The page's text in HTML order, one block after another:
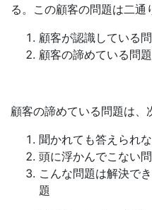
る。この顧客の問題は二通
顧客が認識している
顧客の諦めている問
顧客の諦めている問題は、
聞かれても答えられ
頭に浮かんでこない
こんな問題は解決で
題